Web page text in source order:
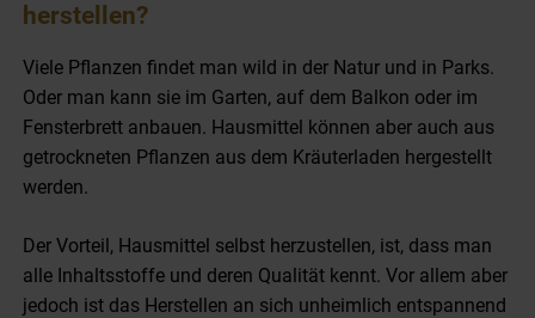
Kann man wirksame Hausmittel selbst
Viele Pflanzen findet man wild in der Natur und in Parks.
Oder man kann sie im Garten, auf dem Balkon oder im
Fensterbrett anbauen. Hausmittel können aber auch aus
getrockneten Pflanzen aus dem Kräuterladen hergestellt
Der Vorteil, Hausmittel selbst herzustellen, ist, dass man
alle Inhaltsstoffe und deren Qualität kennt. Vor allem aber